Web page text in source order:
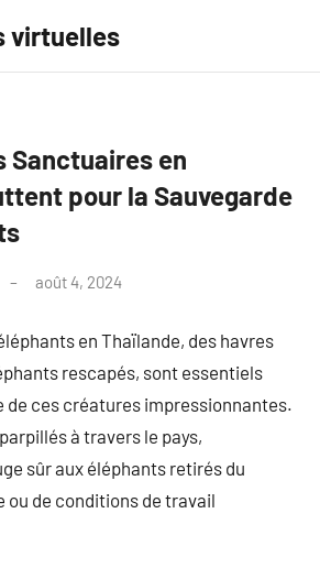
virtuelles
Sanctuaires en
pour la Sauvegarde
août 4, 2024
en Thaïlande, des havres
rescapés, sont essentiels
de ces créatures impressionnantes.
à travers le pays,
sûr aux éléphants retirés du
de conditions de travail